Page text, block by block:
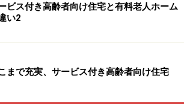
、サービス付き高齢者向け住宅の注意
きましょう。
のものです。最新の内容をご確認くださ
1/2 次のページへ
ビス付き高齢者向け住宅と有料老人ホーム
い2
まで充実、サービス付き高齢者向け住宅